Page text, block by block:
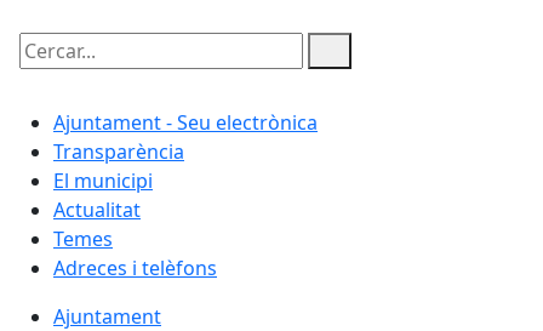
Cercar:
Ajuntament - Seu electrònica
Transparència
El municipi
Actualitat
Temes
Adreces i telèfons
Ajuntament